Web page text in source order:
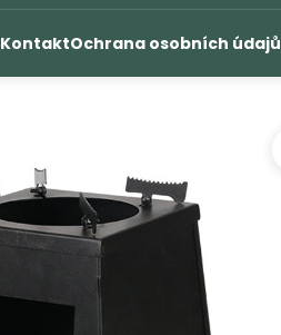
KontaktOchrana osobních údajů